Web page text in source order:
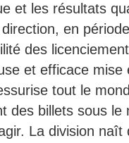
et les résultats
en
des
et efficace mise
tout le
des billets sous le
La division naît